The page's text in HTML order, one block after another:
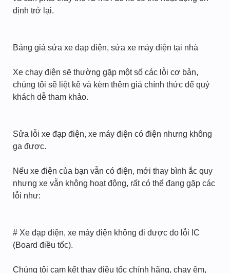
định trở lại.
Bảng giá sửa xe đạp điện, sửa xe máy điện tại nhà
Xe chạy điện sẽ thường gặp một số các lỗi cơ bản,
chúng tôi sẽ liệt kê và kèm thêm giá chính thức để quý
khách dễ tham khảo.
Sửa lỗi xe đạp điện, xe máy điện có điện nhưng không
ga được.
Nếu xe điện của bạn vẫn có điện, mới thay bình ắc quy
nhưng xe vẫn không hoạt động, rất có thể đang gặp các
lỗi như:
# Xe đạp điện, xe máy điện không đi được do lỗi IC
(Board điều tốc).
Chúng tôi cam kết thay điều tốc chính hãng, chạy êm,